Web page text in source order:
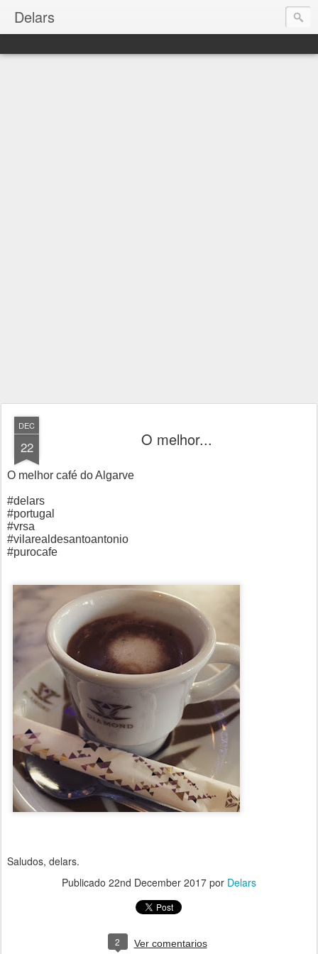
Delars
DEC
22 O melhor...
O melhor café do Algarve
#delars
#portugal
#vrsa
#vilarealdesantoantonio
#purocafe
Saludos, delars.
Publicado 22nd December 2017 por Delars
2 Ver comentarios